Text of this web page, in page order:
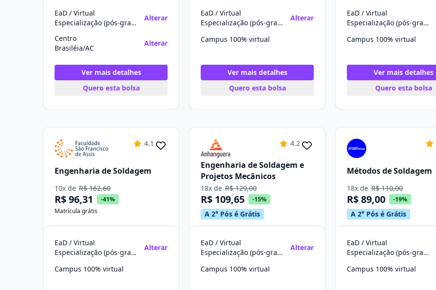
EaD / Virtual
Especialização (pós-graduação)
Alterar
Centro
Brasiléia/AC
Alterar
Ver mais detalhes
Quero esta bolsa
EaD / Virtual
Especialização (pós-graduação)
Alterar
Campus 100% virtual
Ver mais detalhes
Quero esta bolsa
EaD / Virtual
Especialização (pós-graduação)
Campus 100% virtual
Ver mais detalhes
Quero esta bolsa
4.1
Engenharia de Soldagem
10x de R$ 162,60
R$ 96,31
-41%
Matrícula grátis
EaD / Virtual
Especialização (pós-graduação)
Alterar
Campus 100% virtual
4.2
Engenharia de Soldagem e
Projetos Mecânicos
18x de R$ 129,00
R$ 109,65 -15%
A 2° Pós é Grátis
EaD / Virtual
Especialização (pós-graduação)
Alterar
Campus 100% virtual
Métodos de Soldagem
18x de R$ 110,00
R$ 89,00 -19%
A 2° Pós é Grátis
EaD / Virtual
Especialização (pós-graduação)
Campus 100% virtual